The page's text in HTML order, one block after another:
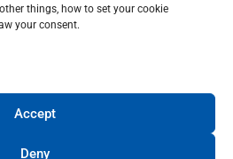
things, how to set your cookie
your consent.
Accept
Deny
– University of Patras •